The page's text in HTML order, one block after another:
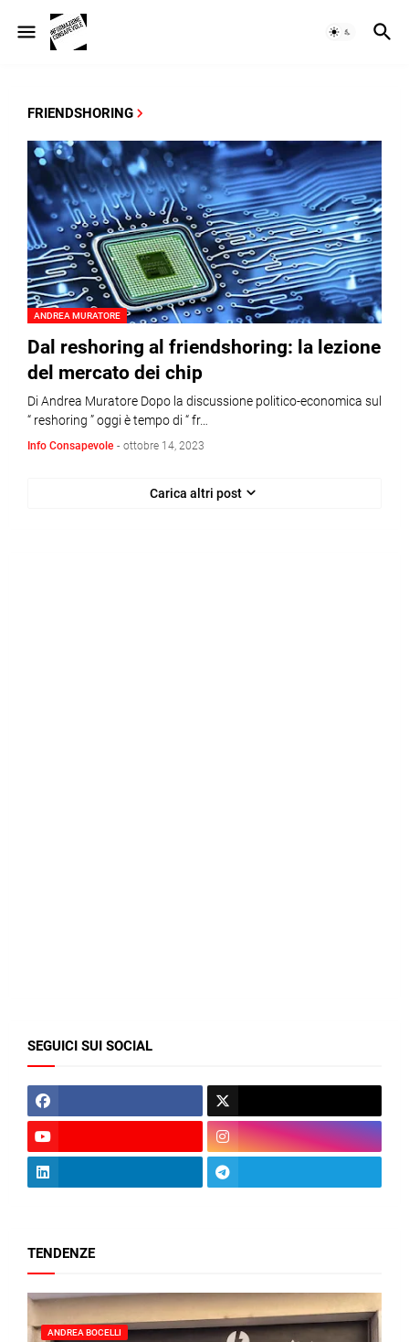
FRIENDSHORING
ANDREA MURATORE
Dal reshoring al friendshoring: la lezione
del mercato dei chip
Di Andrea Muratore Dopo la discussione politico-economica sul
“ reshoring ” oggi è tempo di “ fr…
Info Consapevole - ottobre 14, 2023
Carica altri post
SEGUICI SUI SOCIAL
TENDENZE
ANDREA BOCELLI